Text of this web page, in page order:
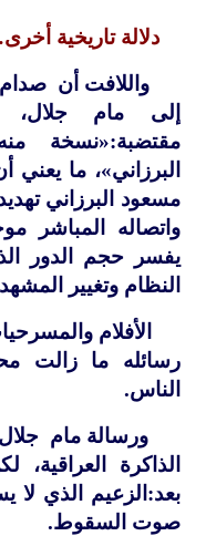
دلالة تاريخية
واللافت أن
إلى مام
مقتضبة:«نسخة
البرزاني»، ما
مسعود البرزاني
واتصاله المباشر
يفسر حجم الدور
النظام وتغيير
الأفلام
رسائله ما زالت
الناس.
ورسالة مام
الذاكرة
بعد:الزعيم الذي لا
صوت السقوط.